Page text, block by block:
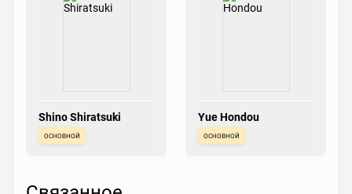
Shino Shiratsuki
основной
Yue Hondou
основной